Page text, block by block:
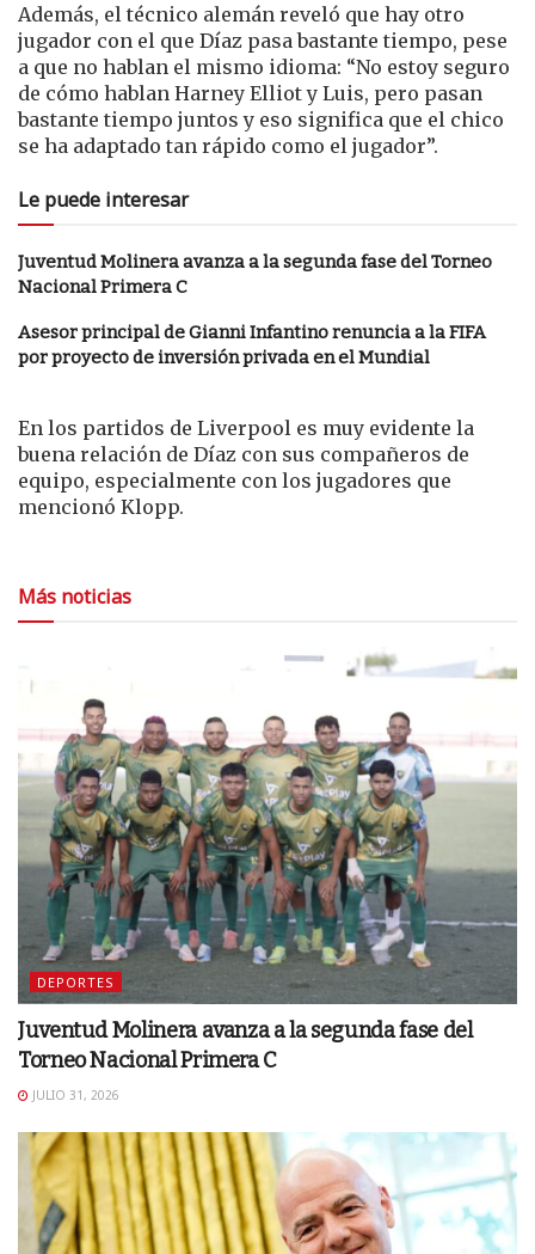
Además, el técnico alemán reveló que hay otro
jugador con el que Díaz pasa bastante tiempo, pese
a que no hablan el mismo idioma: “No estoy seguro
de cómo hablan Harney Elliot y Luis, pero pasan
bastante tiempo juntos y eso significa que el chico
se ha adaptado tan rápido como el jugador”.
Le puede interesar
Juventud Molinera avanza a la segunda fase del Torneo
Nacional Primera C
Asesor principal de Gianni Infantino renuncia a la FIFA
por proyecto de inversión privada en el Mundial
En los partidos de Liverpool es muy evidente la
buena relación de Díaz con sus compañeros de
equipo, especialmente con los jugadores que
mencionó Klopp.
Más noticias
DEPORTES
Juventud Molinera avanza a la segunda fase del
Torneo Nacional Primera C
JULIO 31, 2026